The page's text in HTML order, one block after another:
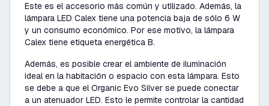
Este es el accesorio más común y utilizado. Además, la
lámpara LED Calex tiene una potencia baja de sólo 6 W
y un consumo económico. Por ese motivo, la lámpara
Calex tiene etiqueta energética B.
Además, es posible crear el ambiente de iluminación
ideal en la habitación o espacio con esta lámpara. Esto
se debe a que el Organic Evo Silver se puede conectar
a un atenuador LED. Esto le permite controlar la cantidad